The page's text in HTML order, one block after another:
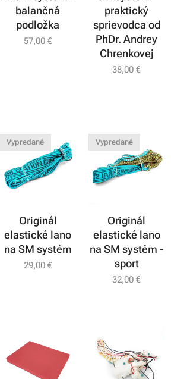
balančná
podložka
57,00€
praktický
sprievodca od
PhDr. Andrey
Chrenkovej
38,00 €
Originál
elastické lano
na SM systém
Vypredané
29,00€
Originál
elastické lano
na SM systém -
sport
Vypredané
32,00 €